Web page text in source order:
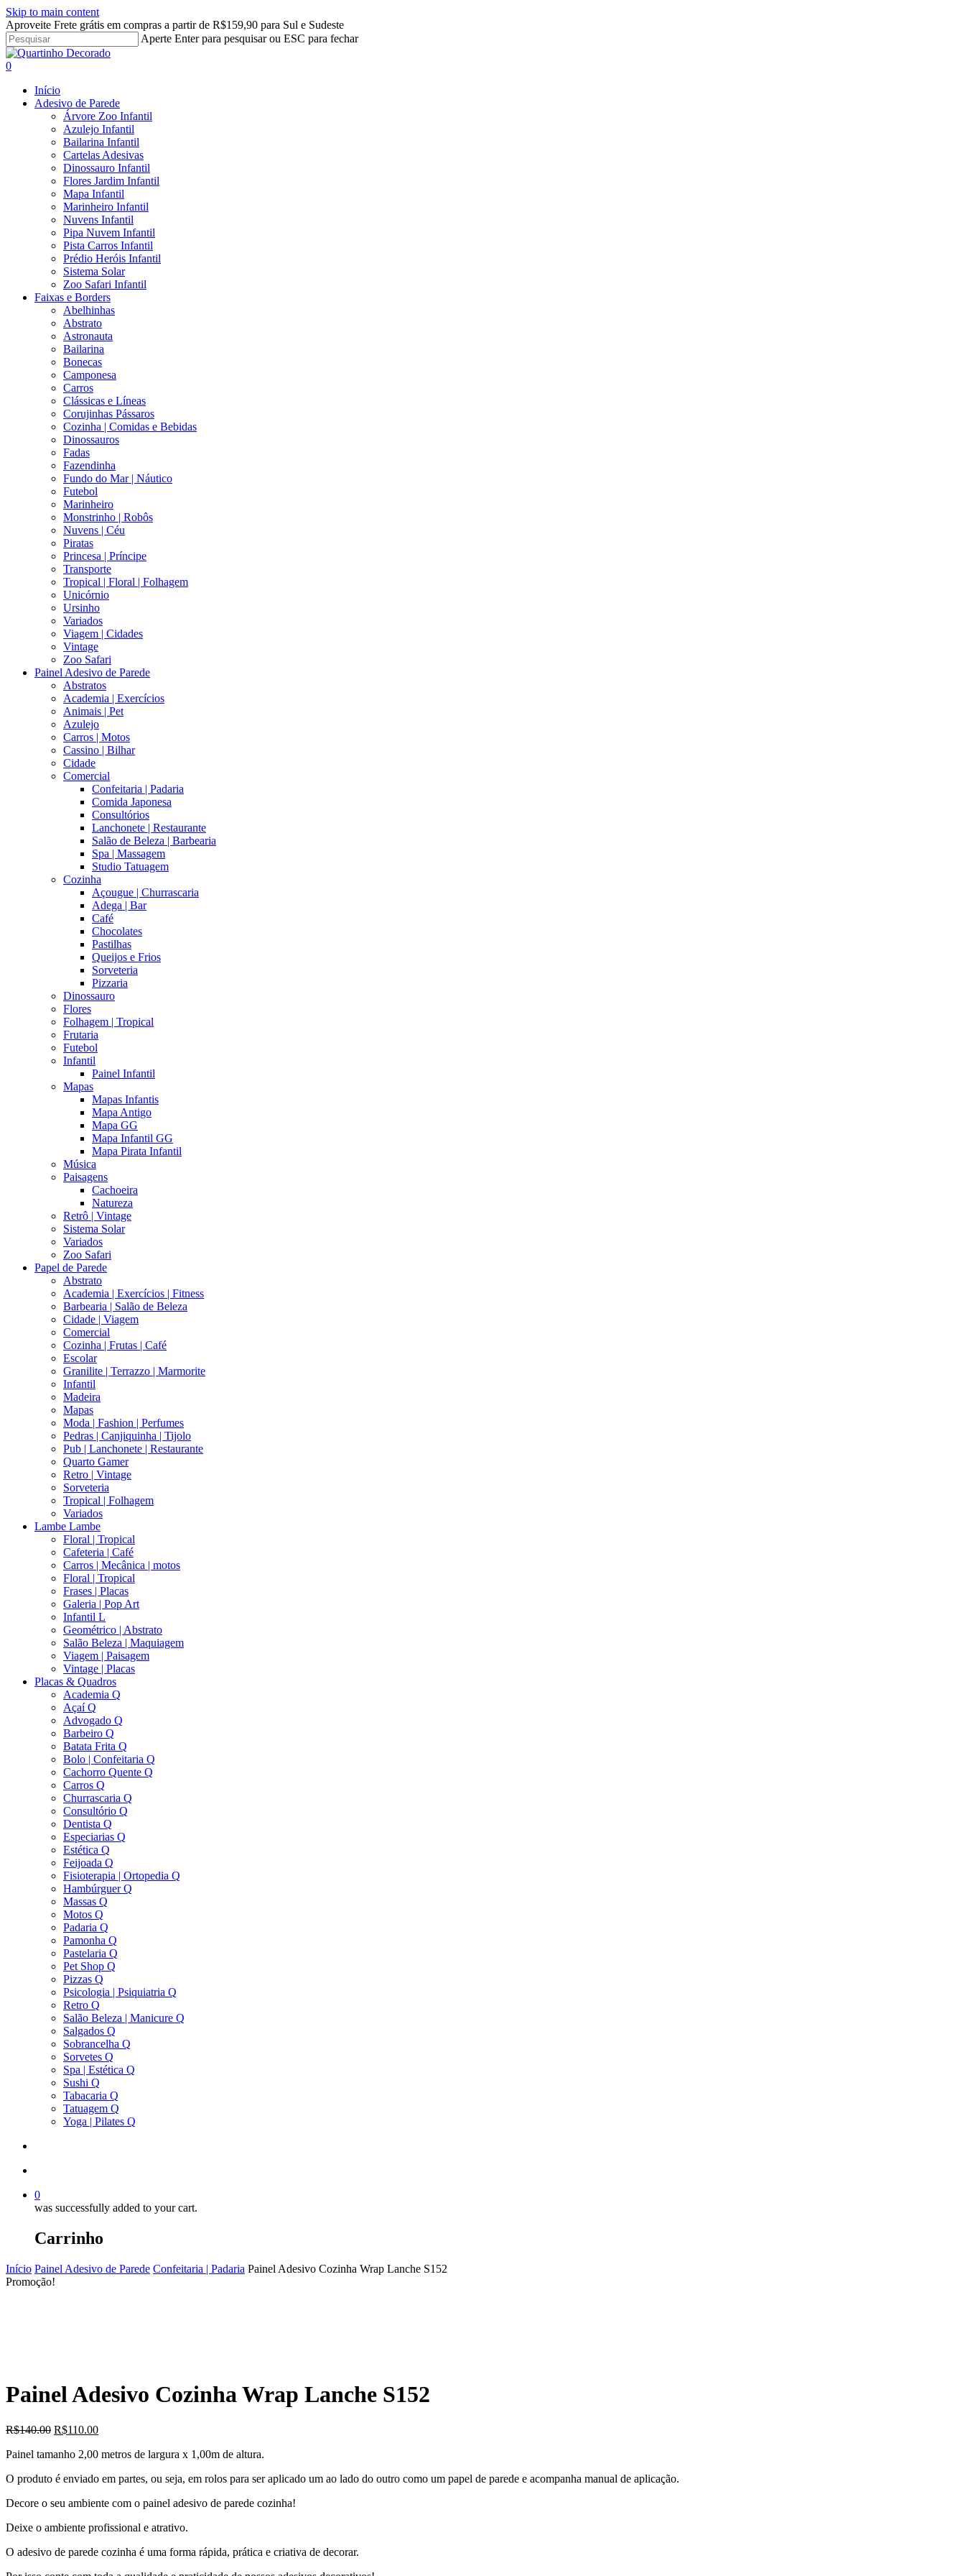
Skip to main content
Aproveite Frete grátis em compras a partir de R$159,90 para Sul e Sudeste
Aperte Enter para pesquisar ou ESC para fechar
Close
Search
search
account
0
Início
Adesivo de Parede
Árvore Zoo Infantil
Azulejo Infantil
Bailarina Infantil
Cartelas Adesivas
Dinossauro Infantil
Flores Jardim Infantil
Mapa Infantil
Marinheiro Infantil
Nuvens Infantil
Pipa Nuvem Infantil
Pista Carros Infantil
Prédio Heróis Infantil
Sistema Solar
Zoo Safari Infantil
Faixas e Borders
Abelhinhas
Abstrato
Astronauta
Bailarina
Bonecas
Camponesa
Carros
Clássicas e Líneas
Corujinhas Pássaros
Cozinha | Comidas e Bebidas
Dinossauros
Fadas
Fazendinha
Fundo do Mar | Náutico
Futebol
Marinheiro
Monstrinho | Robôs
Nuvens | Céu
Piratas
Princesa | Príncipe
Transporte
Tropical | Floral | Folhagem
Unicórnio
Ursinho
Variados
Viagem | Cidades
Vintage
Zoo Safari
Painel Adesivo de Parede
Abstratos
Academia | Exercícios
Animais | Pet
Azulejo
Carros | Motos
Cassino | Bilhar
Cidade
Comercial
Confeitaria | Padaria
Comida Japonesa
Consultórios
Lanchonete | Restaurante
Salão de Beleza | Barbearia
Spa | Massagem
Studio Tatuagem
Cozinha
Açougue | Churrascaria
Adega | Bar
Café
Chocolates
Pastilhas
Queijos e Frios
Sorveteria
Pizzaria
Dinossauro
Flores
Folhagem | Tropical
Frutaria
Futebol
Infantil
Painel Infantil
Mapas
Mapas Infantis
Mapa Antigo
Mapa GG
Mapa Infantil GG
Mapa Pirata Infantil
Música
Paisagens
Cachoeira
Natureza
Retrô | Vintage
Sistema Solar
Variados
Zoo Safari
Papel de Parede
Abstrato
Academia | Exercícios | Fitness
Barbearia | Salão de Beleza
Cidade | Viagem
Comercial
Cozinha | Frutas | Café
Escolar
Granilite | Terrazzo | Marmorite
Infantil
Madeira
Mapas
Moda | Fashion | Perfumes
Pedras | Canjiquinha | Tijolo
Pub | Lanchonete | Restaurante
Quarto Gamer
Retro | Vintage
Sorveteria
Tropical | Folhagem
Variados
Lambe Lambe
Floral | Tropical
Cafeteria | Café
Carros | Mecânica | motos
Floral | Tropical
Frases | Placas
Galeria | Pop Art
Infantil L
Geométrico | Abstrato
Salão Beleza | Maquiagem
Viagem | Paisagem
Vintage | Placas
Placas & Quadros
Academia Q
Açaí Q
Advogado Q
Barbeiro Q
Batata Frita Q
Bolo | Confeitaria Q
Cachorro Quente Q
Carros Q
Churrascaria Q
Consultório Q
Dentista Q
Especiarias Q
Estética Q
Feijoada Q
Fisioterapia | Ortopedia Q
Hambúrguer Q
Massas Q
Motos Q
Padaria Q
Pamonha Q
Pastelaria Q
Pet Shop Q
Pizzas Q
Psicologia | Psiquiatria Q
Retro Q
Salão Beleza | Manicure Q
Salgados Q
Sobrancelha Q
Sorvetes Q
Spa | Estética Q
Sushi Q
Tabacaria Q
Tatuagem Q
Yoga | Pilates Q
0
was successfully added to your cart.
Carrinho
Início Painel Adesivo de Parede Confeitaria | Padaria Painel Adesivo Cozinha Wrap Lanche S152
Promoção!
Painel Adesivo Cozinha Wrap Lanche S152
R$140.00 O
original
R$140.00.
R$110.00O
atual
R$110.00.
Painel tamanho 2,00 metros de largura x 1,00m de altura.
O produto é enviado em partes, ou seja, em rolos para ser aplicado um ao lado do outro como um papel de parede e acompanha manual de aplicação.
Decore o seu ambiente com o painel adesivo de parede cozinha!
Deixe o ambiente profissional e atrativo.
O adesivo de parede cozinha é uma forma rápida, prática e criativa de decorar.